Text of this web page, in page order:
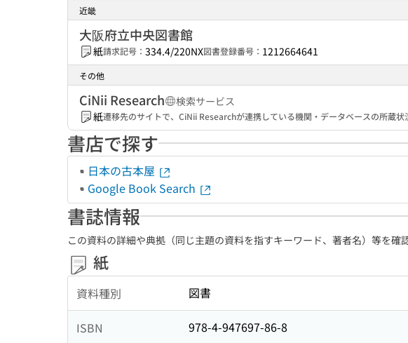
近畿
大阪府立中央図書館
紙請求記号： 334.4/220NX図書登録番号： 1212664641
その他
CiNii Research
検索サービス
紙遷移先のサイトで、CiNii Researchが連携している機関・データベースの所蔵状
書店で探す
日本の古本屋
Google Book Search
書誌情報
この資料の詳細や典拠（同じ主題の資料を指すキーワード、著者名）等を確
紙
資料種別 図書
ISBN 978-4-947697-86-8